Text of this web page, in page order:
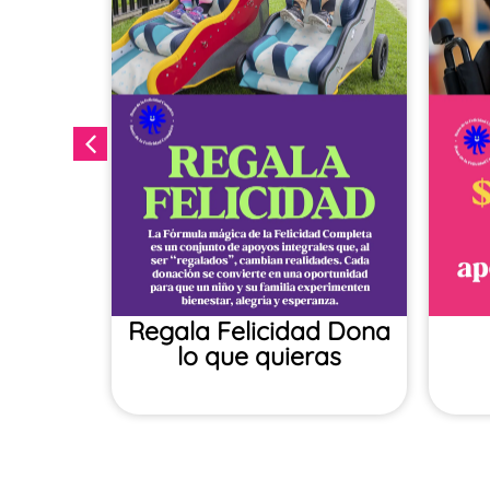
Regala Felicidad​ Dona
lo que quieras